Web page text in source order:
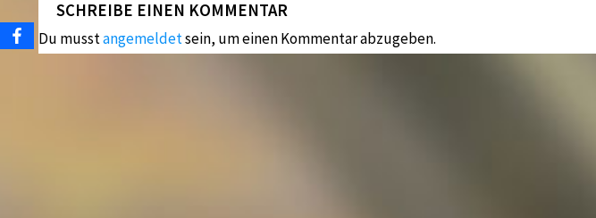
SCHREIBE EINEN KOMMENTAR
Du musstangemeldetsein, um einen Kommentar abzugeben.